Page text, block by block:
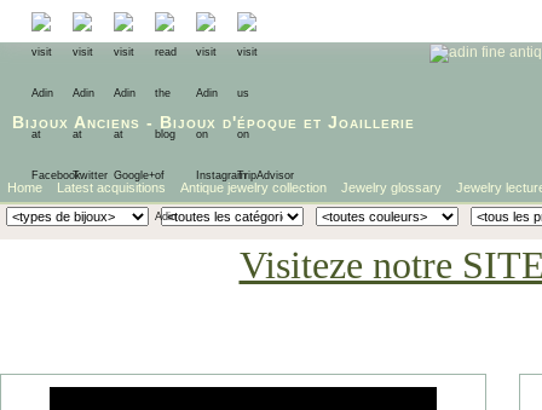
Bijoux Anciens - Bijoux d'époque et Joaillerie
Home Latest acquisitions Antique jewelry collection Jewelry glossary Jewelry
Visiteze notre